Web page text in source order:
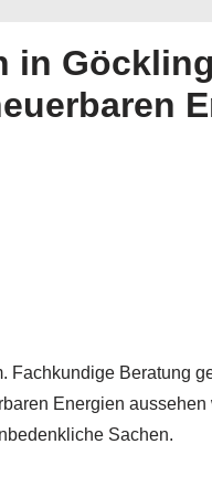
in
Fachkundige Beratung
Energien
Sachen.